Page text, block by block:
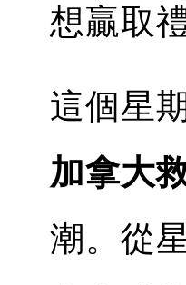
想贏取
這個星期
加拿大
潮。從